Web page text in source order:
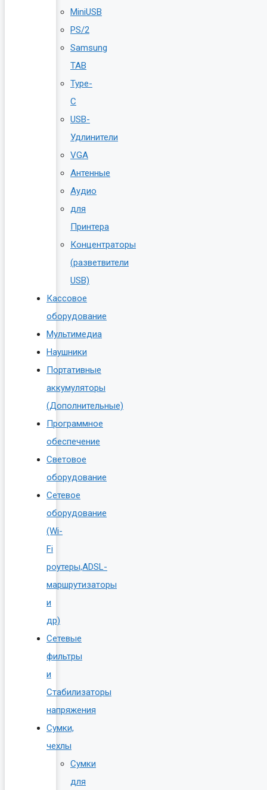
MiniUSB
PS/2
Samsung
TAB
Type-
C
USB-
Удлинители
VGA
Антенные
Аудио
для
Принтера
Концентраторы
(разветвители
USB)
Кассовое
оборудование
Мультимедиа
Наушники
Портативные
аккумуляторы
(Дополнительные)
Программное
обеспечение
Световое
оборудование
Сетевое
оборудование
(Wi-
Fi
роутеры,ADSL-
маршрутизаторы
и
др)
Сетевые
фильтры
и
Стабилизаторы
напряжения
Сумки,
чехлы
Сумки
для